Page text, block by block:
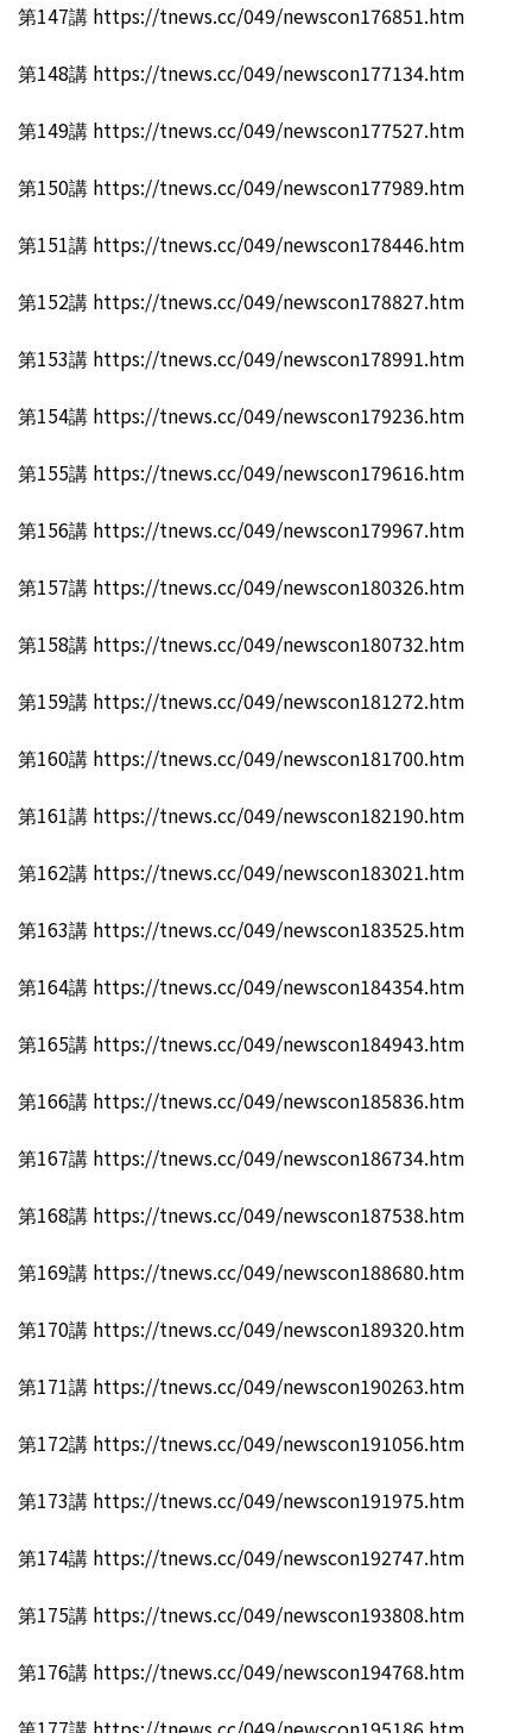
第147講 https://tnews.cc/049/newscon176851.htm
第148講 https://tnews.cc/049/newscon177134.htm
第149講 https://tnews.cc/049/newscon177527.htm
第150講 https://tnews.cc/049/newscon177989.htm
第151講 https://tnews.cc/049/newscon178446.htm
第152講 https://tnews.cc/049/newscon178827.htm
第153講 https://tnews.cc/049/newscon178991.htm
第154講 https://tnews.cc/049/newscon179236.htm
第155講 https://tnews.cc/049/newscon179616.htm
第156講 https://tnews.cc/049/newscon179967.htm
第157講 https://tnews.cc/049/newscon180326.htm
第158講 https://tnews.cc/049/newscon180732.htm
第159講 https://tnews.cc/049/newscon181272.htm
第160講 https://tnews.cc/049/newscon181700.htm
第161講 https://tnews.cc/049/newscon182190.htm
第162講 https://tnews.cc/049/newscon183021.htm
第163講 https://tnews.cc/049/newscon183525.htm
第164講 https://tnews.cc/049/newscon184354.htm
第165講 https://tnews.cc/049/newscon184943.htm
第166講 https://tnews.cc/049/newscon185836.htm
第167講 https://tnews.cc/049/newscon186734.htm
第168講 https://tnews.cc/049/newscon187538.htm
第169講 https://tnews.cc/049/newscon188680.htm
第170講 https://tnews.cc/049/newscon189320.htm
第171講 https://tnews.cc/049/newscon190263.htm
第172講 https://tnews.cc/049/newscon191056.htm
第173講 https://tnews.cc/049/newscon191975.htm
第174講 https://tnews.cc/049/newscon192747.htm
第175講 https://tnews.cc/049/newscon193808.htm
第176講 https://tnews.cc/049/newscon194768.htm